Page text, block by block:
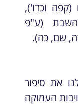
(קפה וכדו'),
השבת (ע"פ
שם, כה).
את סיפור
העמוקה